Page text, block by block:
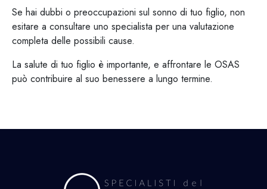
Se hai dubbi o preoccupazioni sul sonno di tuo figlio, non
esitare a consultare uno specialista per una valutazione
completa delle possibili cause.
La salute di tuo figlio è importante, e affrontare le OSAS
può contribuire al suo benessere a lungo termine.